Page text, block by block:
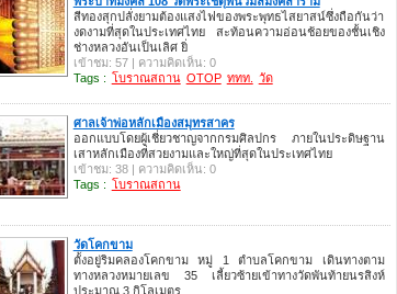
สีทองสุกปลั่งยามต้องแสงไฟของพระพุทธไสยาสน์ซึ่งถือกันว่า
งดงามที่สุดในประเทศไทย สะท้อนความอ่อนช้อยของชั้นเชิง
ช่างหลวงอันเป็นเลิศ ยิ่
เข้าชม: 57 | ความคิดเห็น: 0
Tags : โบราณสถาน OTOP ททท. วัด
ศาลเจ้าพ่อหลักเมืองสมุทรสาคร
ออกแบบโดยผู้เชี่ยวชาญจากกรมศิลปกร ภายในประดิษฐาน
เสาหลักเมืองที่สวยงามและใหญ่ที่สุดในประเทศไทย
เข้าชม: 38 | ความคิดเห็น: 0
Tags : โบราณสถาน
วัดโคกขาม
ตั้งอยู่ริมคลองโคกขาม หมู่ 1 ตำบลโคกขาม เดินทางตาม
ทางหลวงหมายเลข 35 เลี้ยวซ้ายเข้าทางวัดพันท้ายนรสิงห์
ประมาณ 3 กิโลเมตร